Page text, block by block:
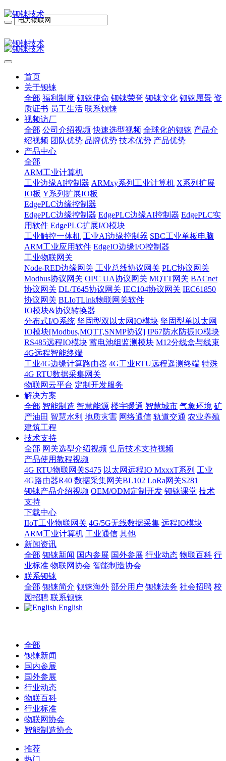
首页
关于钡铼
全部 福利制度 钡铼使命 钡铼荣誉 钡铼文化 钡铼愿景 资
质证书 员工生活 联系钡铼
视频访厂
全部 公司介绍视频 快速选型视频 全球化的钡铼 产品介
绍视频 团队优势 品牌优势 技术优势 产品优势
产品中心
全部
ARM工业计算机
工业边缘AI控制器 ARMxy系列工业计算机 X系列扩展
IO板 Y系列扩展IO板
EdgePLC边缘控制器
EdgePLC边缘控制器 EdgePLC边缘AI控制器 EdgePLC实
用软件 EdgePLC扩展I/O模块
工业触控一体机 工业AI边缘控制器 SBC工业单板电脑
ARM工业应用软件 EdgeIO边缘I/O控制器
工业物联网关
Node-RED边缘网关 工业总线协议网关 PLC协议网关
Modbus协议网关 OPC UA协议网关 MQTT网关 BACnet
协议网关 DL/T645协议网关 IEC104协议网关 IEC61850
协议网关 BLIoTLink物联网关软件
IO模块&协议转换器
分布式I/O系统 坚固型双以太网IO模块 坚固型单以太网
IO模块[Modbus,MQTT,SNMP协议] IP67防水防振IO模块
RS485远程IO模块 蓄电池组监测模块 M12分线盒与线束
4G远程智能终端
工业4G边缘计算路由器 4G工业RTU远程遥测终端 特殊
4G RTU数据采集网关
物联网云平台 定制开发服务
解决方案
全部 智能制造 智慧能源 楼宇暖通 智慧城市 气象环境 矿
产油田 智慧水利 地质灾害 网络通信 轨道交通 农业养殖
建筑工程
技术支持
全部 网关选型介绍视频 售后技术支持视频
产品使用教程视频
4G RTU物联网关S475 以太网远程IO MxxxT系列 工业
4G路由器R40 数据采集网关BL102 LoRa网关S281
钡铼产品介绍视频 OEM/ODM定制开发 钡铼课堂 技术
支持
下载中心
IIoT工业物联网关 4G/5G无线数据采集 远程IO模块
ARM工业计算机 工业通信 其他
新闻资讯
全部 钡铼新闻 国内参展 国外参展 行业动态 物联百科 行
业标准 物联网协会 智能制造协会
联系钡铼
全部 钡铼简介 钡铼海外 部分用户 钡铼法务 社会招聘 校
园招聘 联系钡铼
English
全部
钡铼新闻
国内参展
国外参展
行业动态
物联百科
行业标准
物联网协会
智能制造协会
推荐